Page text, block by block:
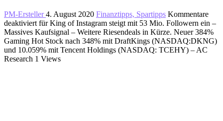
PM-Ersteller4. August 2020 Finanztipps, Spartipps Kommentare
deaktiviert für King of Instagram steigt mit 53 Mio. Followern ein –
Massives Kaufsignal – Weitere Riesendeals in Kürze. Neuer 384%
Gaming Hot Stock nach 348% mit DraftKings (NASDAQ:DKNG)
und 10.059% mit Tencent Holdings (NASDAQ: TCEHY) – AC
Research 1 Views